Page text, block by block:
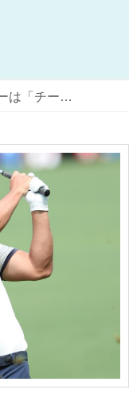
今週のPGAツアーは「チーム戦」。注目は“ケプカ兄弟”……って、弟もプロなんだっけ!?